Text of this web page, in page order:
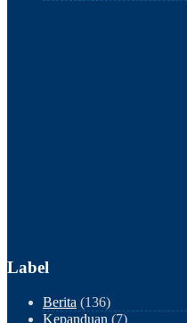
Label
Berita (136)
Kepanduan (7)